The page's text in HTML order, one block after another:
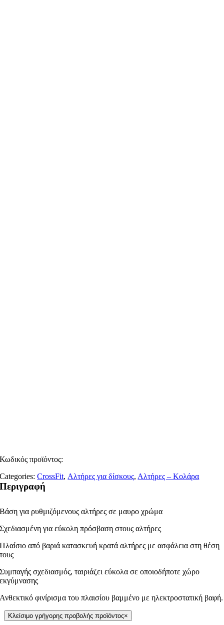
Κωδικός προϊόντος:
Categories:CrossFit,Αλτήρες για δίσκους,Αλτήρες – Κολάρα
Περιγραφή
Βάση για ρυθμιζόμενους αλτήρες σε μαυρο χρώμα
Σχεδιασμένη για εύκολη πρόσβαση στους αλτήρες
Πλαίσιο από βαριά κατασκευή κρατά αλτήρες με ασφάλεια στη θέση
τους
Συμπαγής σχεδιασμός, ταιριάζει εύκολα σε οποιοδήποτε χώρο
εκγύμνασης
Ανθεκτικό φινίρισμα του πλαισίου βαμμένο με ηλεκτροστατική βαφή.
Κλείσιμο γρήγορης προβολής προϊόντος×